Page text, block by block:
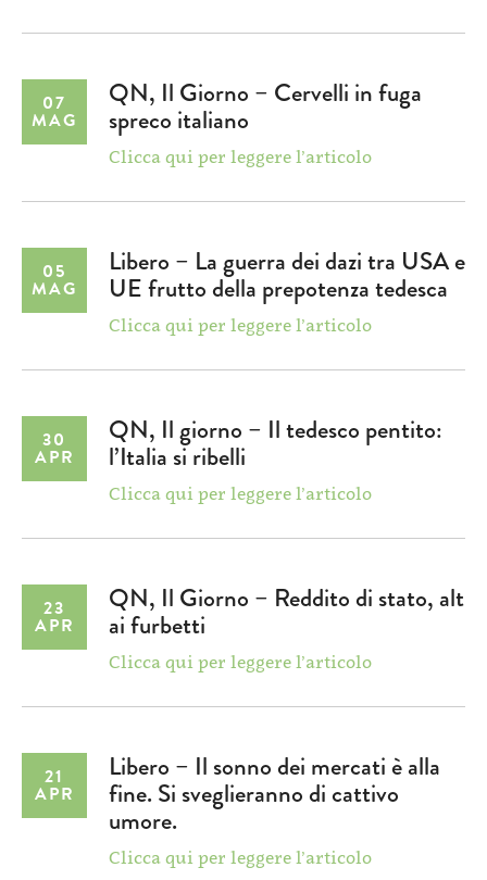
07
MAG
QN, Il Giorno – Cervelli in fuga
spreco italiano
Clicca qui per leggere l’articolo
05
MAG
Libero – La guerra dei dazi tra USA e
UE frutto della prepotenza tedesca
Clicca qui per leggere l’articolo
30
APR
QN, Il giorno – Il tedesco pentito:
l’Italia si ribelli
Clicca qui per leggere l’articolo
23
APR
QN, Il Giorno – Reddito di stato, alt
ai furbetti
Clicca qui per leggere l’articolo
21
APR
Libero – Il sonno dei mercati è alla
fine. Si sveglieranno di cattivo
umore.
Clicca qui per leggere l’articolo